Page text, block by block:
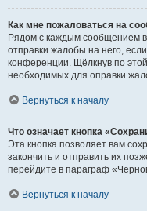
Как мне пожаловаться на
Рядом с каждым сообщением
отправки жалобы на него,
конференции. Щёлкнув по
необходимых для оправки
Вернуться к началу
Что означает кнопка
Эта кнопка позволяет вам
закончить и отправить их
перейдите в параграф
Вернуться к началу